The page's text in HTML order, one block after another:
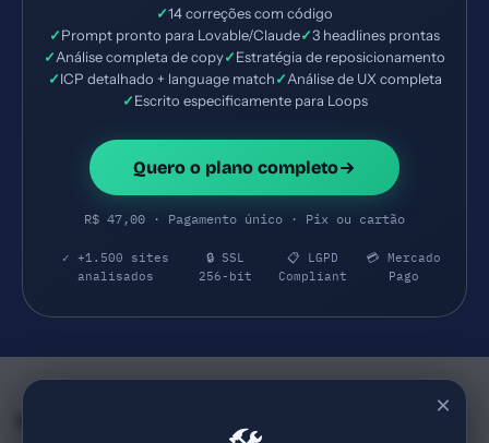
✓14 correções com código
✓Prompt pronto para Lovable/Claude✓3 headlines prontas
✓Análise completa de copy✓Estratégia de reposicionamento
✓ICP detalhado + language match✓Análise de UX completa
✓Escrito especificamente para Loops
Quero o plano completo
R$ 47,00 · Pagamento único · Pix ou cartão
✓ +1.500 sites
analisados
🔒 SSL
256-bit
📋 LGPD
Compliant
💳 Mercado
Pago
×